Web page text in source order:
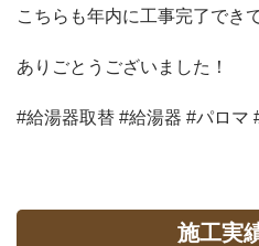
こちらも年内に工事完了でき
ありごとうございました！
#給湯器取替 #給湯器 #パロマ
施工実